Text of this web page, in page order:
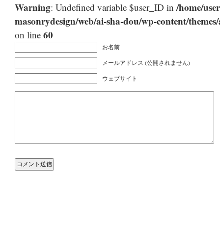
Warning: Undefined variable $user_ID in/home/
masonrydesign/web/ai-sha-dou/wp-content/
on line 60
お名前
メールアドレス (公開されません)
ウェブサイト